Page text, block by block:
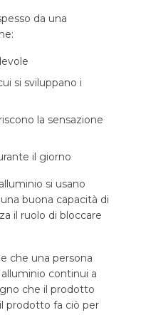
da una
si sviluppano i
la sensazione
il giorno
si usano
buona capacità di
il ruolo di bloccare
che una persona
continui a
che il prodotto
prodotto fa ciò per